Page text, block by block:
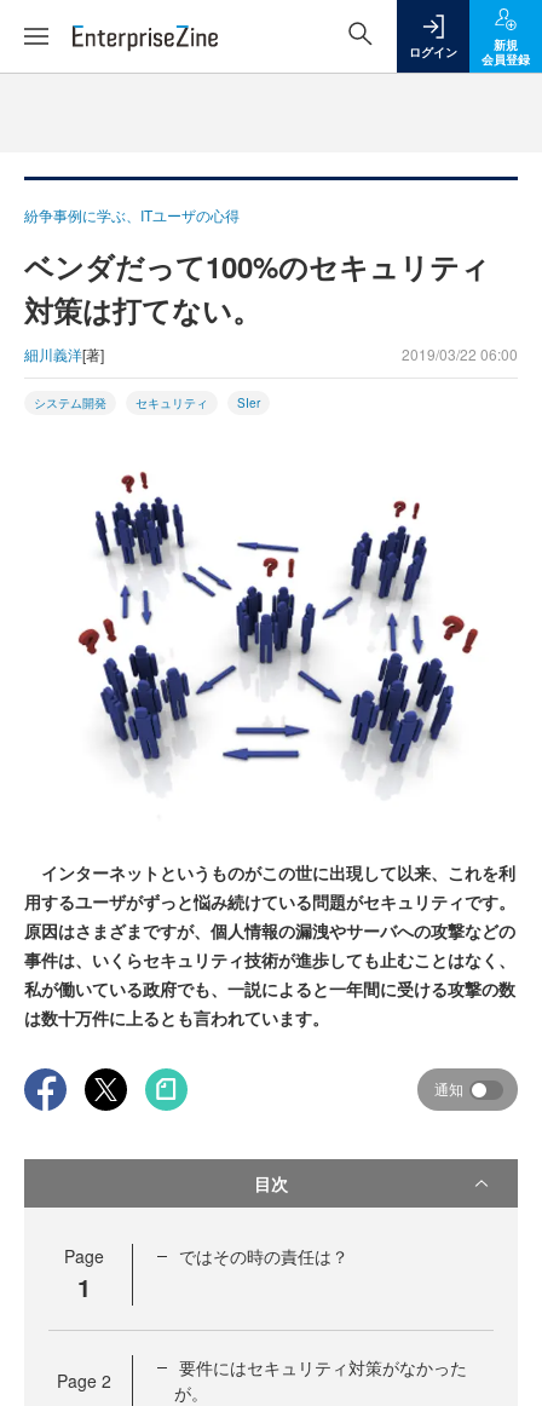
ログイン
新規
会員登録
紛争事例に学ぶ、ITユーザの心得
ベンダだって100%のセキュリティ
対策は打てない。
細川義洋[著] 2019/03/22 06:00
システム開発 セキュリティ SIer
インターネットというものがこの世に出現して以来、これを利
用するユーザがずっと悩み続けている問題がセキュリティです。
原因はさまざまですが、個人情報の漏洩やサーバへの攻撃などの
事件は、いくらセキュリティ技術が進歩しても止むことはなく、
私が働いている政府でも、一説によると一年間に受ける攻撃の数
は数十万件に上るとも言われています。
通知
目次
Page
1
ではその時の責任は？
Page 2
要件にはセキュリティ対策がなかった
が。